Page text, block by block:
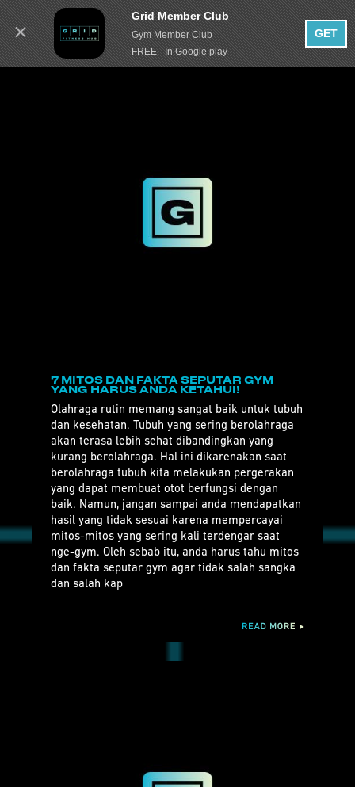
7 MITOS DAN FAKTA SEPUTAR GYM
YANG HARUS ANDA KETAHUI!
Olahraga rutin memang sangat baik untuk tubuh
dan kesehatan. Tubuh yang sering berolahraga
akan terasa lebih sehat dibandingkan yang
kurang berolahraga. Hal ini dikarenakan saat
berolahraga tubuh kita melakukan pergerakan
yang dapat membuat otot berfungsi dengan
baik. Namun, jangan sampai anda mendapatkan
hasil yang tidak sesuai karena mempercayai
mitos-mitos yang sering kali terdengar saat
nge-gym. Oleh sebab itu, anda harus tahu mitos
dan fakta seputar gym agar tidak salah sangka
dan salah kap
Grid Member Club
Gym Member Club
FREE - In Google play
GET